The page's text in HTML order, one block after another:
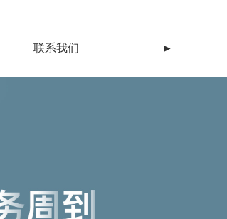
联系我们 ►